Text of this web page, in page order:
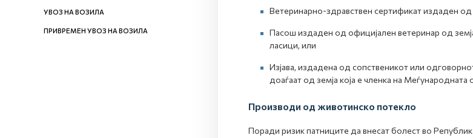
УВОЗ НА ВОЗИЛА
ПРИВРЕМЕН УВОЗ НА ВОЗИЛА
Ветеринарно-здравствен сертификат издаден од
Пасош издаден од официјален ветеринар од
ласици, или
Изјава, издадена од сопственикот или
доаѓаат од земја која е членка на
Производи од животинско потекло
Поради ризик патниците да внесат болест во